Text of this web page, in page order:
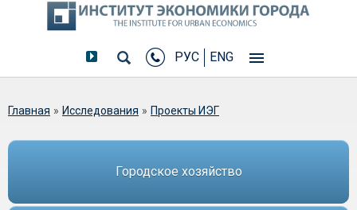
РУС ENG
Вы здесь
Главная » Исследования » Проекты ИЭГ
Городское хозяйство